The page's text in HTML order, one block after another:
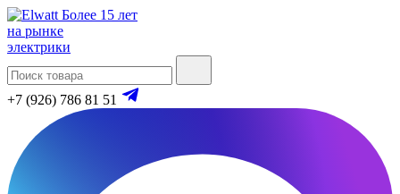
Более 15 лет
на рынке
электрики
+7 (926) 786 81 51